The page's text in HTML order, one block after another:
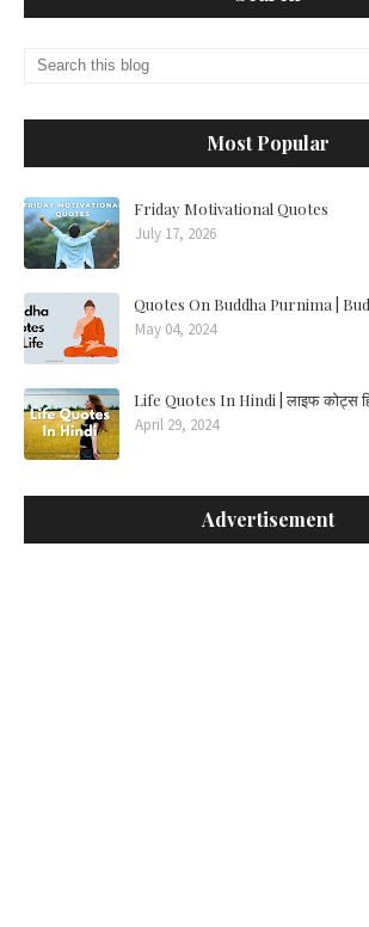
Most Popular
Friday Motivational Quotes
July 17, 2026
Quotes On Buddha Purnima |
May 04, 2024
Life Quotes In Hindi | लाइफ कोट्स
April 29, 2024
Advertisement